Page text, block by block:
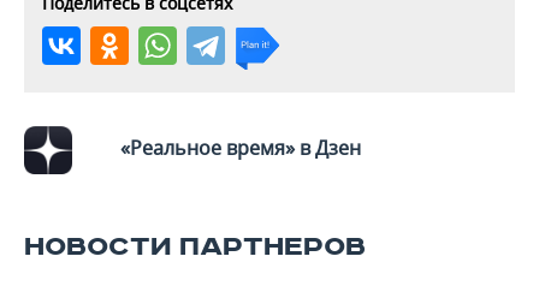
«Реальное время» в Дзен
НОВОСТИ ПАРТНЕРОВ